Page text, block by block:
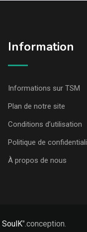
Information
Informations sur TSM
Plan de notre site
Conditions d’utilisation
Politique de
À propos de nous
SoulK".conception.